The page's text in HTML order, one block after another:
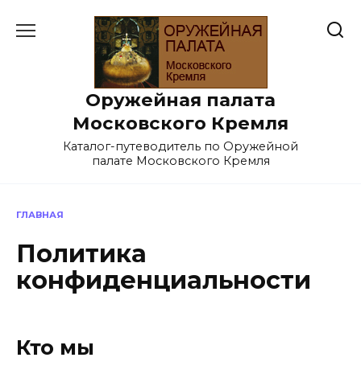
Оружейная палата
Московского Кремля
Каталог-путеводитель по Оружейной
палате Московского Кремля
ГЛАВНАЯ
Политика
конфиденциальности
Кто мы